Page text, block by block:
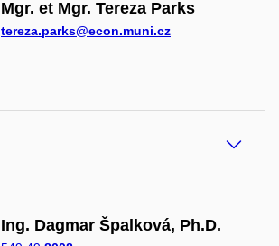
Mgr. et Mgr. Tereza Parks
tereza.parks@econ.muni.cz
Ing. Dagmar Špalková, Ph.D.